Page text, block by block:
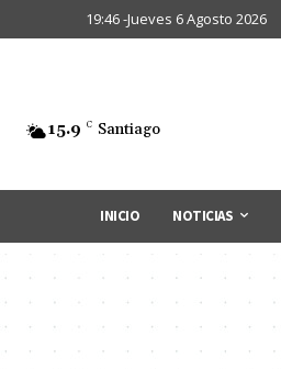
19:46 -Jueves 6 Agosto 2026
15.9 C Santiago
INICIO NOTICIAS